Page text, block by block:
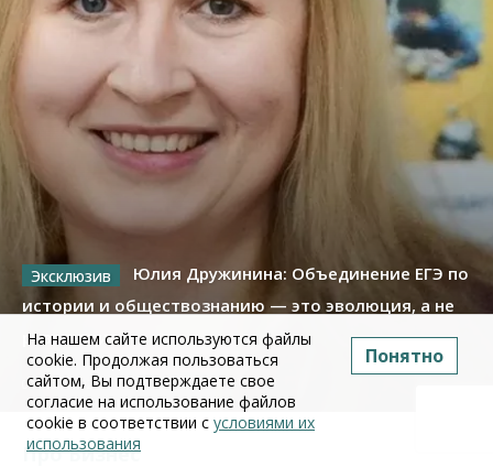
Юлия Дружинина: Объединение ЕГЭ по
истории и обществознанию — это эволюция, а не
революция
02 июля 2026
Про Бизнес
На нашем сайте используются файлы
cookie. Продолжая пользоваться
сайтом, Вы подтверждаете свое
согласие на использование файлов
cookie в соответствии с условиями их
использования
Понятно